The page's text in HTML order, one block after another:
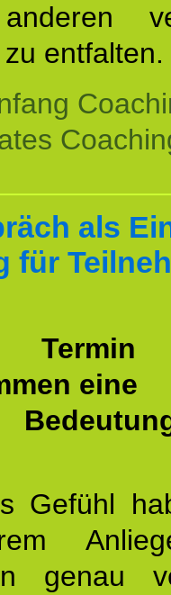
entfalten.
als
für
eine
Gefühl
genau